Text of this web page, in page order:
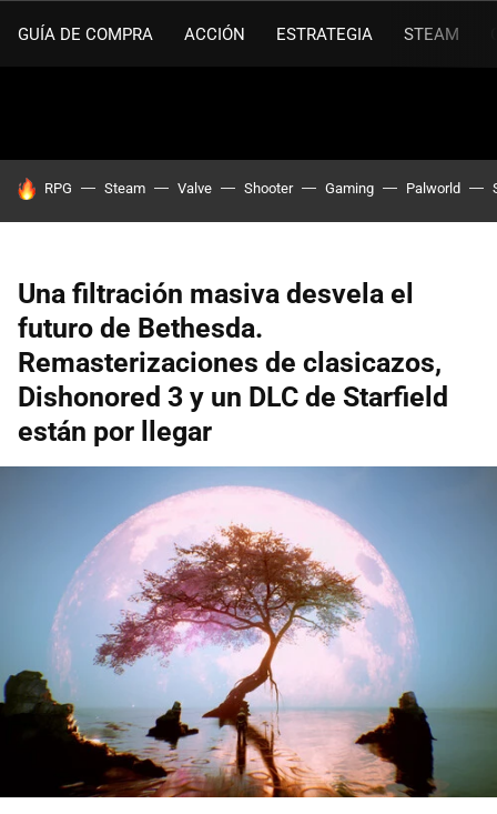
GUÍA DE COMPRA ACCIÓN ESTRATEGIA STEAM
HOY SE HABLA DE
RPG Steam Valve Shooter Gaming Palworld
Una filtración masiva desvela el
futuro de Bethesda.
Remasterizaciones de clasicazos,
Dishonored 3 y un DLC de Starfield
están por llegar